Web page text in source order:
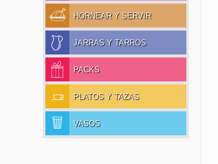
HORNEAR Y SERVIR
JARRAS Y TARROS
PACKS
PLATOS Y TAZAS
VASOS